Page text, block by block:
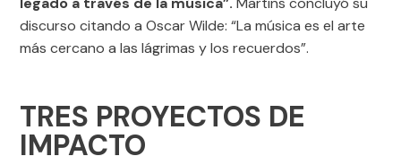
discurso citando a Oscar Wilde: “La música es el arte
más cercano a las lágrimas y los recuerdos”.
TRES PROYECTOS DE
IMPACTO